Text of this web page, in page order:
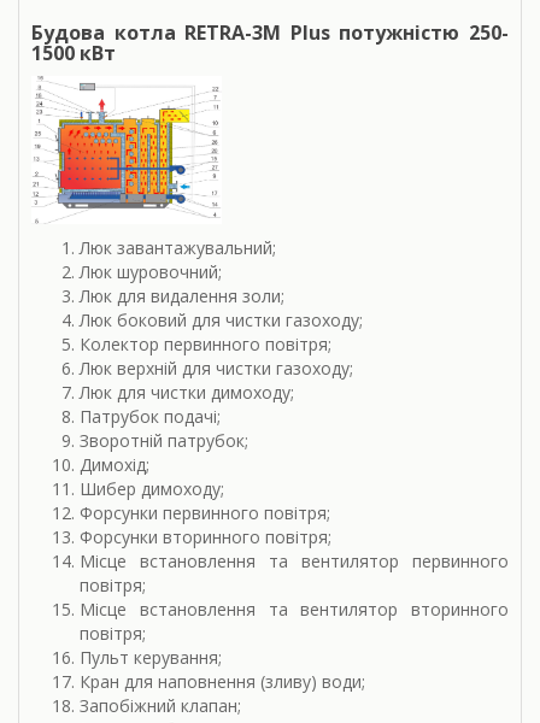
Будова котла RETRA-3М Plus потужністю 250-
1500 кВт
Люк завантажувальний;
Люк шуровочний;
Люк для видалення золи;
Люк боковий для чистки газоходу;
Колектор первинного повітря;
Люк верхній для чистки газоходу;
Люк для чистки димоходу;
Патрубок подачі;
Зворотній патрубок;
Димохід;
Шибер димоходу;
Форсунки первинного повітря;
Форсунки вторинного повітря;
Місце встановлення та вентилятор первинного
повітря;
Місце встановлення та вентилятор вторинного
повітря;
Пульт керування;
Кран для наповнення (зливу) води;
Запобіжний клапан;